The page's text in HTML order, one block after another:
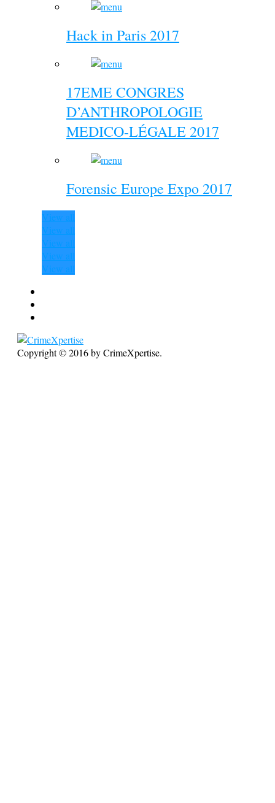
Hack in Paris 2017
17EME CONGRES
D’ANTHROPOLOGIE
MEDICO-LÉGALE 2017
Forensic Europe Expo 2017
View all
View all
View all
View all
View all
Copyright © 2016 by CrimeXpertise.